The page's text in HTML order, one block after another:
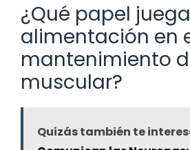
¿Qué papel
alimentación en
mantenimiento
muscular?
Quizás también te